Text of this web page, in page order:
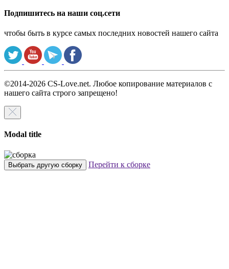
Подпишитесь на наши соц.сети
чтобы быть в курсе самых последних новостей нашего сайта
©2014-2026 CS-Love.net. Любое копирование материалов с
нашего сайта строго запрещено!
Modal title
Выбрать другую сборку Перейти к сборке